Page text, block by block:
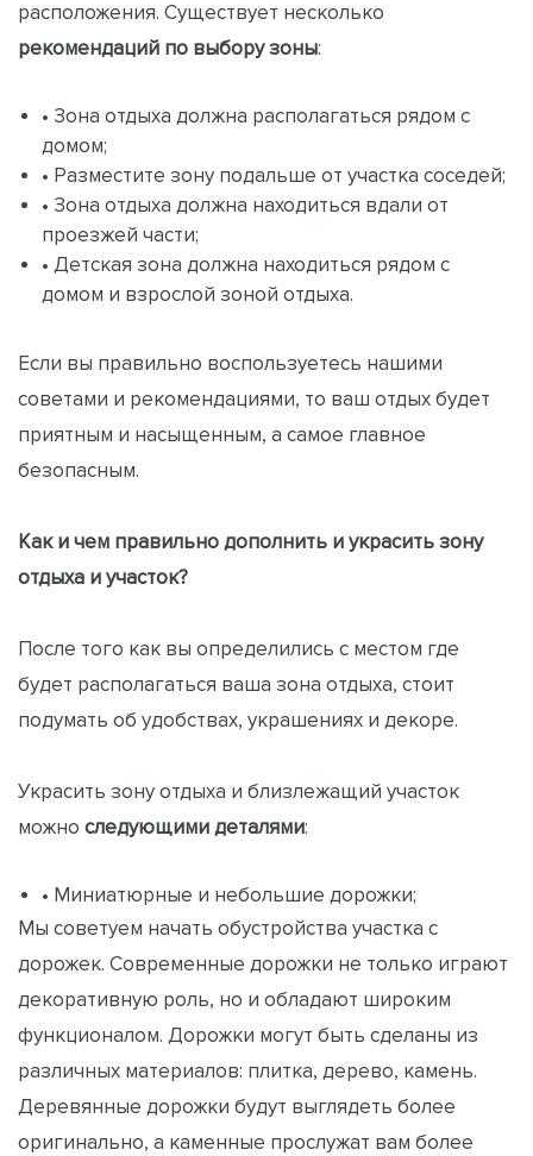
расположения. Существует несколько
рекомендаций по выбору зоны:
• Зона отдыха должна располагаться рядом с
домом;
• Разместите зону подальше от участка соседей;
• Зона отдыха должна находиться вдали от
проезжей части;
• Детская зона должна находиться рядом с
домом и взрослой зоной отдыха.
Если вы правильно воспользуетесь нашими
советами и рекомендациями, то ваш отдых будет
приятным и насыщенным, а самое главное
безопасным.
Как и чем правильно дополнить и украсить зону
отдыха и участок?
После того как вы определились с местом где
будет располагаться ваша зона отдыха, стоит
подумать об удобствах, украшениях и декоре.
Украсить зону отдыха и близлежащий участок
можно следующими деталями:
• Миниатюрные и небольшие дорожки;
Мы советуем начать обустройства участка с
дорожек. Современные дорожки не только играют
декоративную роль, но и обладают широким
функционалом. Дорожки могут быть сделаны из
различных материалов: плитка, дерево, камень.
Деревянные дорожки будут выглядеть более
оригинально, а каменные прослужат вам более